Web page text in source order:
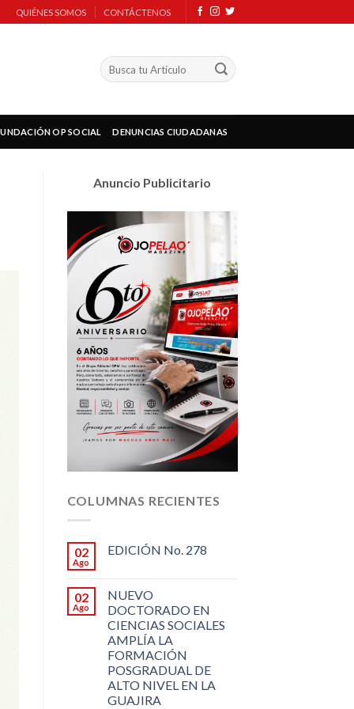
QUIÉNES SOMOS CONTÁCTENOS
OP SOCIAL DENUNCIAS CIUDADANAS
Anuncio Publicitario
COLUMNAS RECIENTES
02
Ago
EDICIÓN No. 278
02
Ago
NUEVO
DOCTORADO EN
CIENCIAS SOCIALES
AMPLÍA LA
FORMACIÓN
POSGRADUAL DE
ALTO NIVEL EN LA
GUAJIRA